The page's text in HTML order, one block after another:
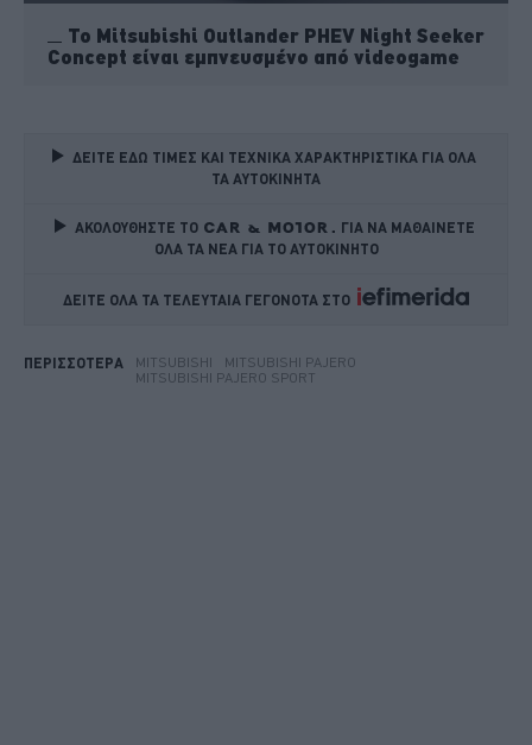
To Mitsubishi Outlander PHEV Night Seeker
Concept είναι εμπνευσμένο από videogame
ΔΕΙΤΕ ΕΔΩ ΤΙΜΕΣ ΚΑΙ ΤΕΧΝΙΚΑ ΧΑΡΑΚΤΗΡΙΣΤΙΚΑ ΓΙΑ ΟΛΑ
ΤΑ ΑΥΤΟΚΙΝΗΤΑ
ΑΚΟΛΟΥΘΗΣΤΕ ΤΟ
ΓΙΑ ΝΑ ΜΑΘΑΙΝΕΤΕ
ΟΛΑ ΤΑ ΝΕΑ ΓΙΑ ΤΟ ΑΥΤΟΚΙΝΗΤΟ
ΔΕΙΤΕ ΟΛΑ ΤΑ ΤΕΛΕΥΤΑΙΑ ΓΕΓΟΝΟΤΑ ΣΤΟ
ΠΕΡΙΣΣΟΤΕΡΑ MITSUBISHI
MITSUBISHI PAJERO
MITSUBISHI PAJERO SPORT